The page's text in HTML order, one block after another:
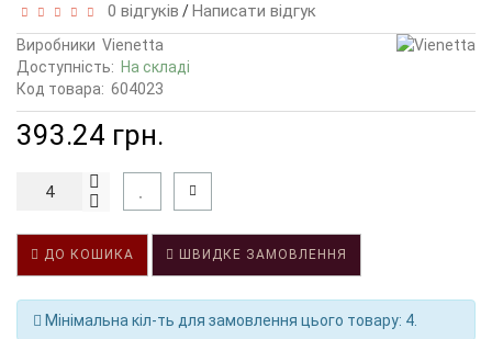
0 відгуків /Написати відгук
Виробники Vienetta
Доступність: На складі
Код товара: 604023
393.24 грн.
ДО КОШИКА ШВИДКЕ ЗАМОВЛЕННЯ
Мінімальна кіл-ть для замовлення цього товару: 4.